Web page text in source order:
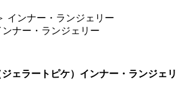
インナー・ランジェリー
ンナー・ランジェリー
ェラートピケ）インナー・ランジェ